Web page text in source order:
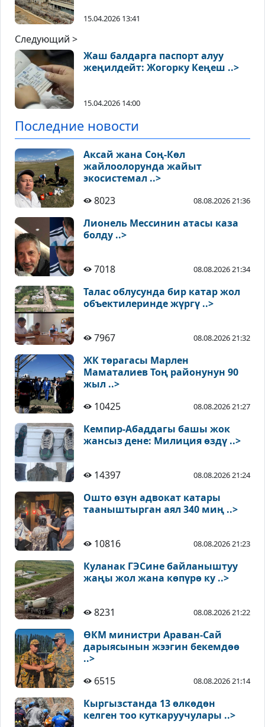
15.04.2026 13:41
Следующий >
Жаш балдарга паспорт алуу
жеңилдейт: Жогорку Кеңеш ..>
15.04.2026 14:00
Последние новости
Аксай жана Соң-Көл
жайлоолорунда жайыт
экосистемал ..>
8023
08.08.2026 21:36
Лионель Мессинин атасы каза
болду ..>
7018 08.08.2026 21:34
Талас облусунда бир катар жол
объектилеринде жүргү ..>
7967 08.08.2026 21:32
ЖК төрагасы Марлен
Маматалиев Тоң районунун 90
жыл ..>
10425
08.08.2026 21:27
Кемпир-Абаддагы башы жок
жансыз дене: Милиция өздү ..>
14397 08.08.2026 21:24
Ошто өзүн адвокат катары
тааныштырган аял 340 миң ..>
10816 08.08.2026 21:23
Куланак ГЭСине байланыштуу
жаңы жол жана көпүрө ку ..>
8231 08.08.2026 21:22
ӨКМ министри Араван-Сай
дарыясынын жээгин бекемдөө
..>
6515
08.08.2026 21:14
Кыргызстанда 13 өлкөдөн
келген тоо куткаруучулары ..>